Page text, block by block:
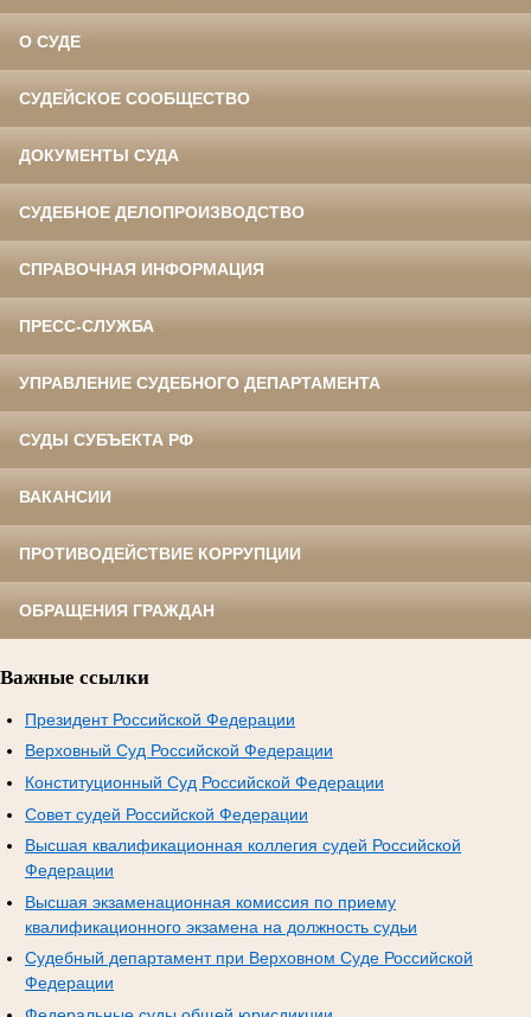
О СУДЕ
СУДЕЙСКОЕ СООБЩЕСТВО
ДОКУМЕНТЫ СУДА
СУДЕБНОЕ ДЕЛОПРОИЗВОДСТВО
СПРАВОЧНАЯ ИНФОРМАЦИЯ
ПРЕСС-СЛУЖБА
УПРАВЛЕНИЕ СУДЕБНОГО ДЕПАРТАМЕНТА
СУДЫ СУБЪЕКТА РФ
ВАКАНСИИ
ПРОТИВОДЕЙСТВИЕ КОРРУПЦИИ
ОБРАЩЕНИЯ ГРАЖДАН
Важные ссылки
Президент Российской Федерации
Верховный Суд Российской Федерации
Конституционный Суд Российской Федерации
Совет судей Российской Федерации
Высшая квалификационная коллегия судей Российской
Федерации
Высшая экзаменационная комиссия по приему
квалификационного экзамена на должность судьи
Судебный департамент при Верховном Суде Российской
Федерации